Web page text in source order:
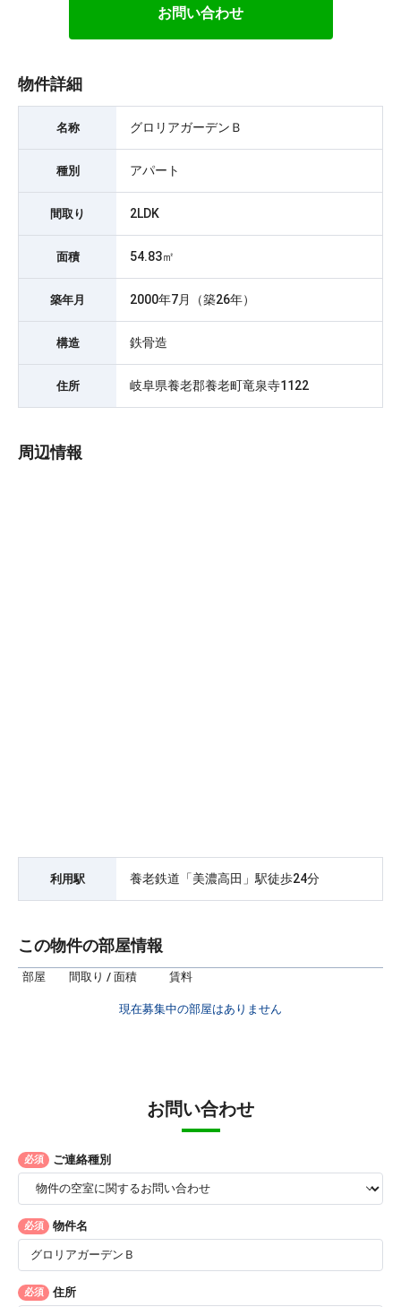
お問い合わせ
物件詳細
名称 グロリアガーデンＢ
種別 アパート
間取り 2LDK
面積 54.83㎡
築年月 2000年7月（築26年）
構造 鉄骨造
住所 岐阜県養老郡養老町竜泉寺1122
周辺情報
利用駅 養老鉄道「美濃高田」駅徒歩24分
この物件の部屋情報
部屋 間取り / 面積 賃料
現在募集中の部屋はありません
お問い合わせ
必須 ご連絡種別
必須 物件名
必須 住所